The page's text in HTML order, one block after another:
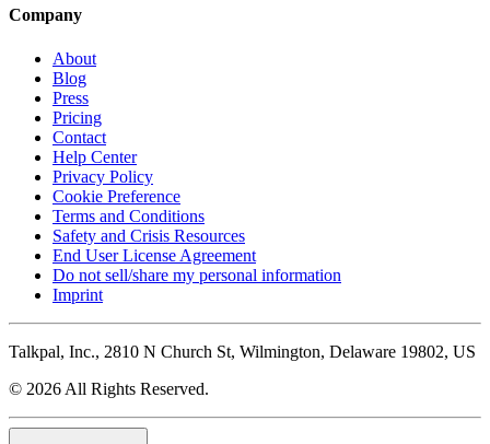
Company
About
Blog
Press
Pricing
Contact
Help Center
Privacy Policy
Cookie Preference
Terms and Conditions
Safety and Crisis Resources
End User License Agreement
Do not sell/share my personal information
Imprint
Talkpal, Inc., 2810 N Church St, Wilmington, Delaware 19802, US
© 2026 All Rights Reserved.